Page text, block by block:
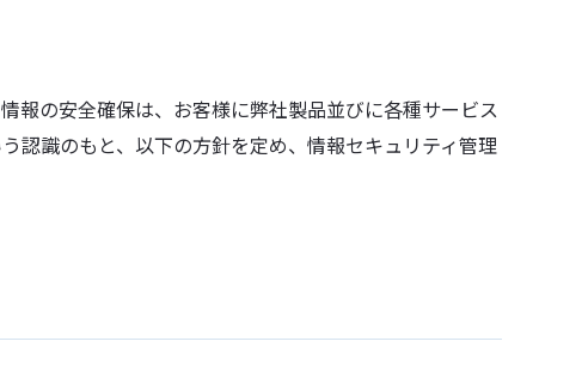
報の安全確保は、お客様に弊社製品並びに各種サービス
認識のもと、以下の方針を定め、情報セキュリティ管理